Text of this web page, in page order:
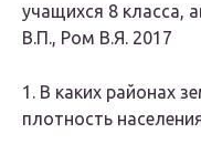
учащихся 8 класса,
В.П., Ром В.Я. 2017
1. В каких районах
плотность